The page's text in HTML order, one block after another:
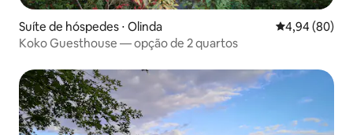
Suíte de hóspedes ⋅ Olinda 4,94 de uma
4,94 (80)
Koko Guesthouse — opção de 2 quartos